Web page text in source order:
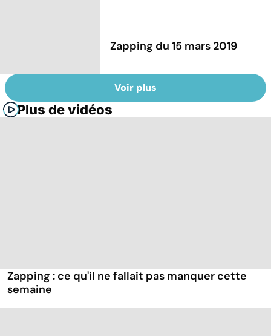
Zapping du 15 mars 2019
Voir plus
Plus de vidéos
Zapping : ce qu'il ne fallait pas manquer cette
semaine